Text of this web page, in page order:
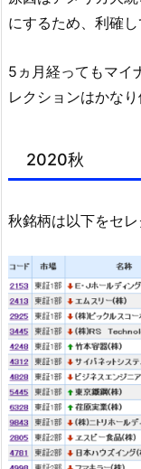
にするため、利確し
5ヵ月経ってもマイ
レクションはかな
2020秋
秋銘柄は以下をセ